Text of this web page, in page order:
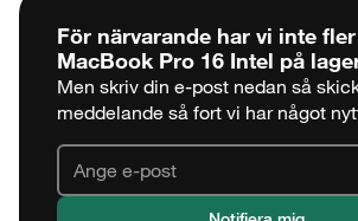
För närvarande har vi inte
MacBook Pro 16 Intel på
Men skriv din e-post nedan så
meddelande så fort vi har något